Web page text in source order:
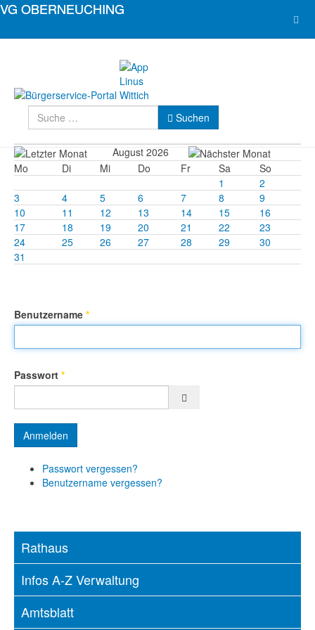
Suchen Suchen
August 2026
Mo
Di Mi Do Fr Sa
So
1
2
3
4 5 6 7 8
9
10
11 12 13 14 15
16
17
18 19 20 21 22
23
24
25 26 27 28 29
30
31
Benutzername *
Passwort *
Anmelden
Passwort vergessen?
Benutzername vergessen?
Rathaus
Infos A-Z Verwaltung
Amtsblatt